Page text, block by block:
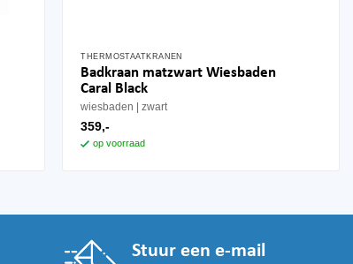
THERMOSTAATKRANEN
Badkraan matzwart Wiesbaden
Caral Black
wiesbaden zwart
359,-
op voorraad
Stuur een e-mail